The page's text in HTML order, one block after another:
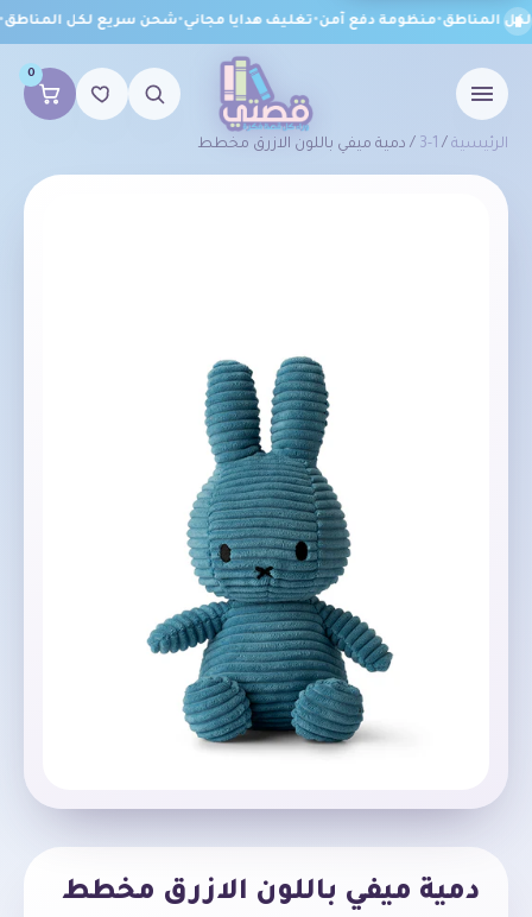
المناطق•منظومة دفع آمن•تغليف هدايا مجاني•شحن سريع لكل المناطق•
0
الرئيسية /
1-3 / دمية ميفي باللون الازرق مخطط
دمية ميفي باللون الازرق مخطط